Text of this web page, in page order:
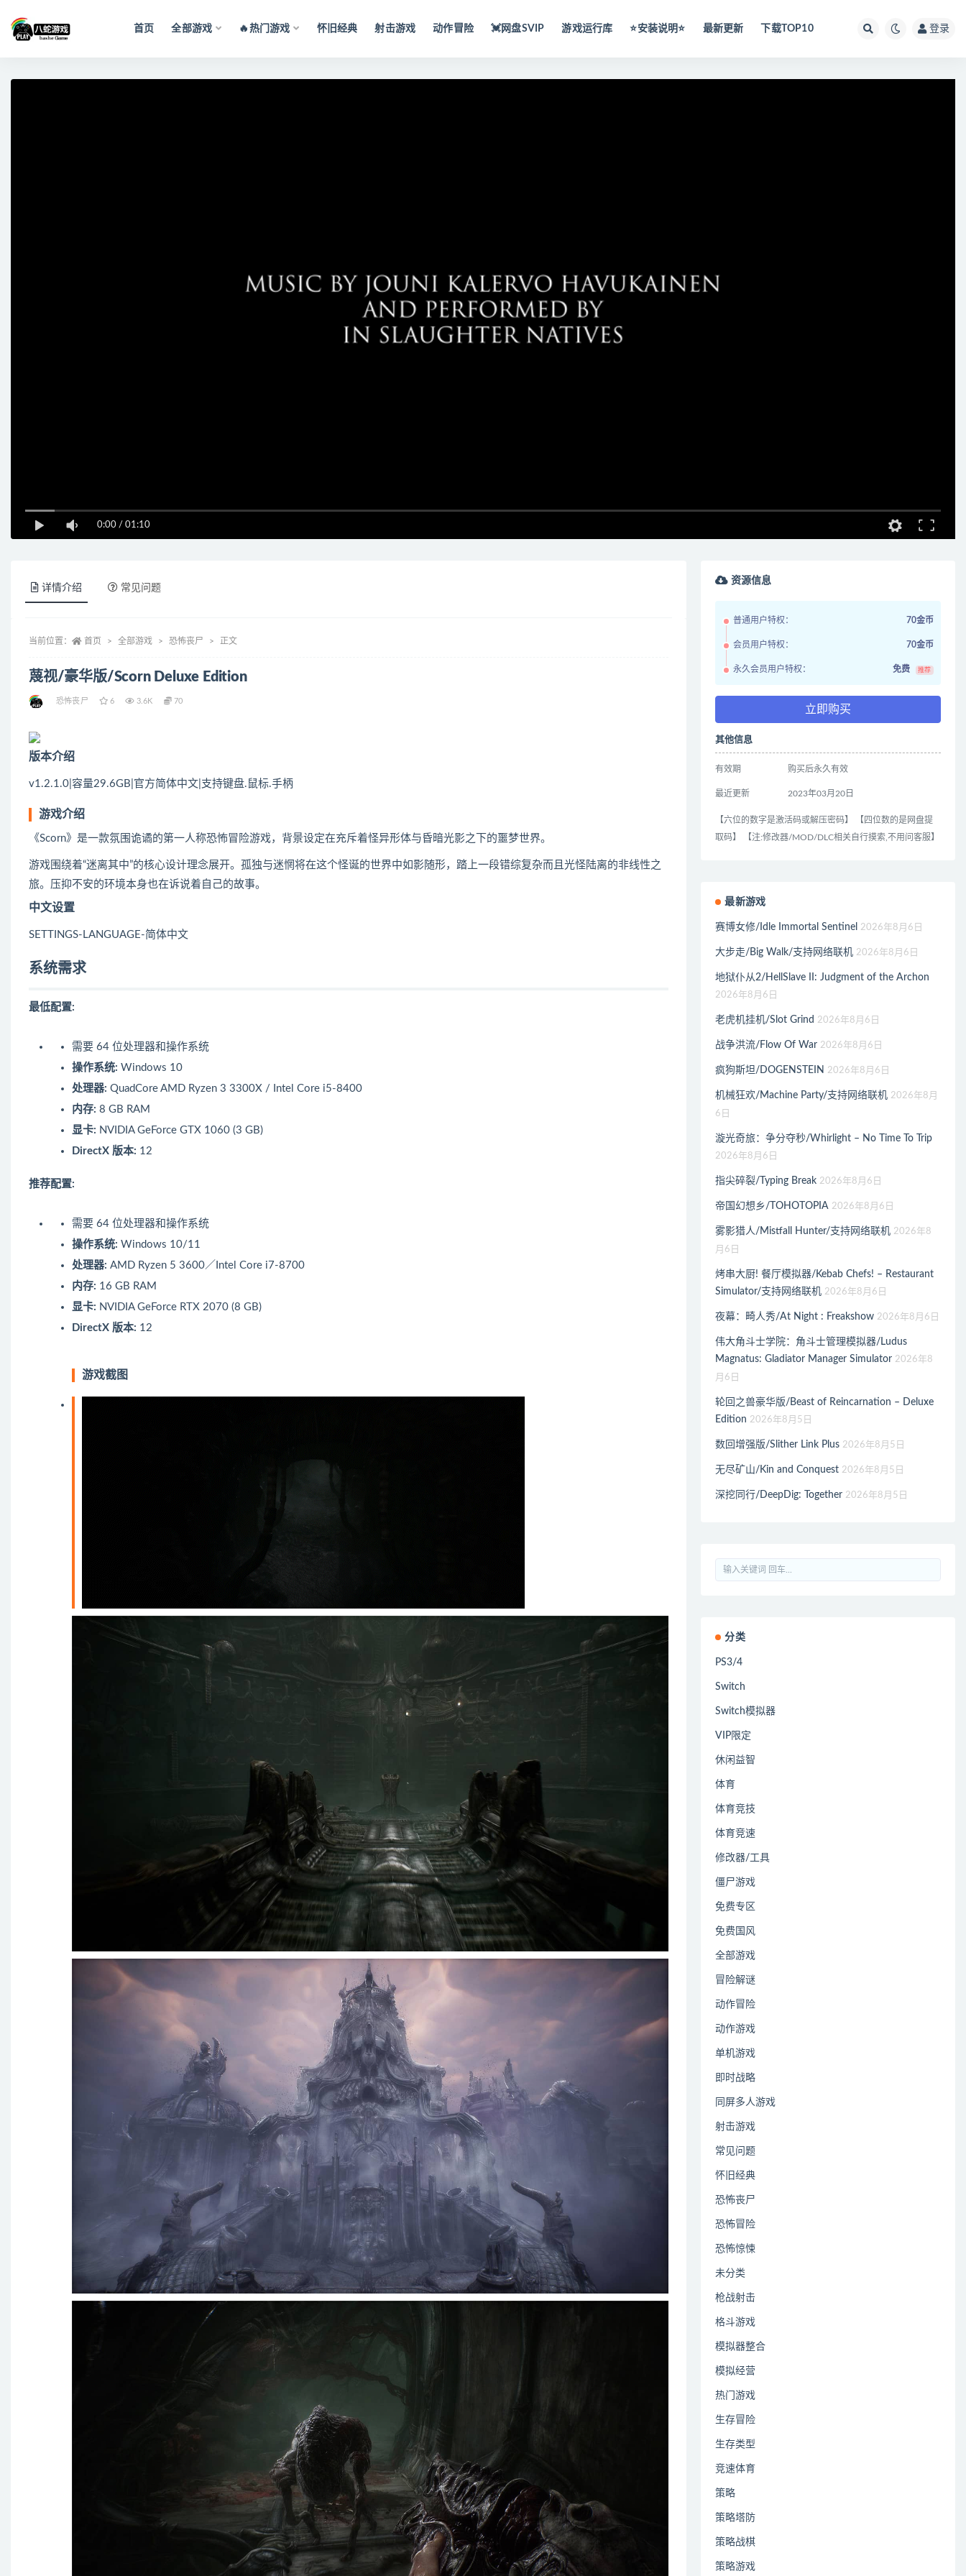
首页 全部游戏 🔥热门游戏 怀旧经典 射击游戏 动作冒险 💓网盘SVIP 游戏运行库 ⭐️安装说明⭐️ 最新更新 下载TOP10 登录
0:00 / 01:10
详情介绍 常见问题
当前位置： 首页 全部游戏 恐怖丧尸 正文
蔑视/豪华版/Scorn Deluxe Edition
恐怖丧尸 6 3.6K 70
版本介绍
v1.2.1.0|容量29.6GB|官方简体中文|支持键盘.鼠标.手柄
游戏介绍
《Scorn》是一款氛围诡谲的第一人称恐怖冒险游戏，背景设定在充斥着怪异形体与昏暗光影之下的噩梦世界。
游戏围绕着“迷离其中”的核心设计理念展开。孤独与迷惘将在这个怪诞的世界中如影随形，踏上一段错综复杂而且光怪陆离的非线性之
旅。压抑不安的环境本身也在诉说着自己的故事。
中文设置
SETTINGS-LANGUAGE-简体中文
系统需求
最低配置:
需要 64 位处理器和操作系统
操作系统: Windows 10
处理器: QuadCore AMD Ryzen 3 3300X / Intel Core i5-8400
内存: 8 GB RAM
显卡: NVIDIA GeForce GTX 1060 (3 GB)
DirectX 版本: 12
推荐配置:
需要 64 位处理器和操作系统
操作系统: Windows 10/11
处理器: AMD Ryzen 5 3600／Intel Core i7-8700
内存: 16 GB RAM
显卡: NVIDIA GeForce RTX 2070 (8 GB)
DirectX 版本: 12
游戏截图
资源信息
普通用户特权： 70金币
会员用户特权： 70金币
永久会员用户特权： 免费 推荐
立即购买
其他信息
有效期 购买后永久有效
最近更新 2023年03月20日
【六位的数字是激活码或解压密码】 【四位数的是网盘提
取码】 【注:修改器/MOD/DLC相关自行摸索,不用问客服】
最新游戏
赛博女修/Idle Immortal Sentinel 2026年8月6日
大步走/Big Walk/支持网络联机 2026年8月6日
地狱仆从2/HellSlave II: Judgment of the Archon
2026年8月6日
老虎机挂机/Slot Grind 2026年8月6日
战争洪流/Flow Of War 2026年8月6日
疯狗斯坦/DOGENSTEIN 2026年8月6日
机械狂欢/Machine Party/支持网络联机 2026年8月
6日
漩光奇旅：争分夺秒/Whirlight – No Time To Trip
2026年8月6日
指尖碎裂/Typing Break 2026年8月6日
帝国幻想乡/TOHOTOPIA 2026年8月6日
雾影猎人/Mistfall Hunter/支持网络联机 2026年8
月6日
烤串大厨! 餐厅模拟器/Kebab Chefs! – Restaurant
Simulator/支持网络联机 2026年8月6日
夜幕：畸人秀/At Night : Freakshow 2026年8月6日
伟大角斗士学院：角斗士管理模拟器/Ludus
Magnatus: Gladiator Manager Simulator 2026年8
月6日
轮回之兽豪华版/Beast of Reincarnation – Deluxe
Edition 2026年8月5日
数回增强版/Slither Link Plus 2026年8月5日
无尽矿山/Kin and Conquest 2026年8月5日
深挖同行/DeepDig: Together 2026年8月5日
分类
PS3/4
Switch
Switch模拟器
VIP限定
休闲益智
体育
体育竞技
体育竞速
修改器/工具
僵尸游戏
免费专区
免费国风
全部游戏
冒险解谜
动作冒险
动作游戏
单机游戏
即时战略
同屏多人游戏
射击游戏
常见问题
怀旧经典
恐怖丧尸
恐怖冒险
恐怖惊悚
未分类
枪战射击
格斗游戏
模拟器整合
模拟经营
热门游戏
生存冒险
生存类型
竞速体育
策略
策略塔防
策略战棋
策略游戏